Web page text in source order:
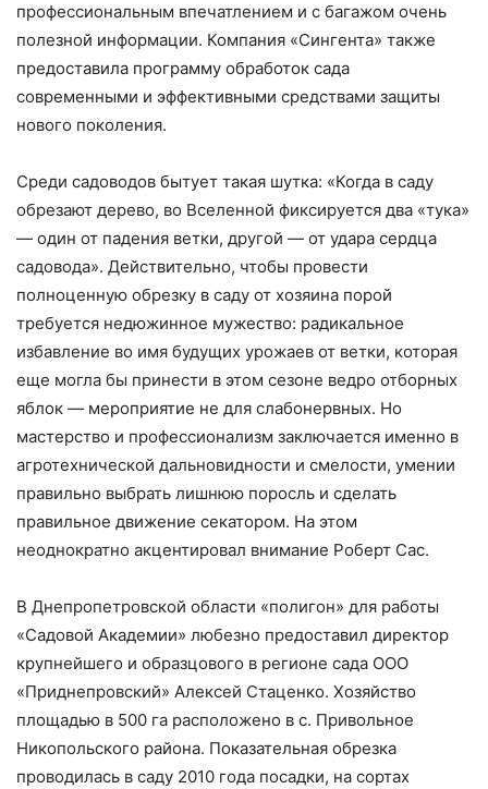
профессиональным впечатлением и с багажом очень
полезной информации. Компания «Сингента» также
предоставила программу обработок сада
современными и эффективными средствами защиты
нового поколения.
Среди садоводов бытует такая шутка: «Когда в саду
обрезают дерево, во Вселенной фиксируется два «тука»
— один от падения ветки, другой — от удара сердца
садовода». Действительно, чтобы провести
полноценную обрезку в саду от хозяина порой
требуется недюжинное мужество: радикальное
избавление во имя будущих урожаев от ветки, которая
еще могла бы принести в этом сезоне ведро отборных
яблок — мероприятие не для слабонервных. Но
мастерство и профессионализм заключается именно в
агротехнической дальновидности и смелости, умении
правильно выбрать лишнюю поросль и сделать
правильное движение секатором. На этом
неоднократно акцентировал внимание Роберт Сас.
В Днепропетровской области «полигон» для работы
«Садовой Академии» любезно предоставил директор
крупнейшего и образцового в регионе сада ООО
«Приднепровский» Алексей Стаценко. Хозяйство
площадью в 500 га расположено в с. Привольное
Никопольского района. Показательная обрезка
проводилась в саду 2010 года посадки, на сортах